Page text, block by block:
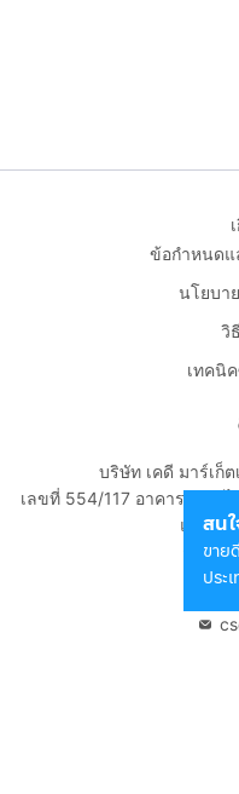
สน
ขาย
ประ
ข้อกำหนดแ
นโยบา
วิ
เทคนิ
บริษัท เคดี มาร์เก็
เลขที่ 554/117 อาคารสกาย
แขวงดิ
กรุงเ